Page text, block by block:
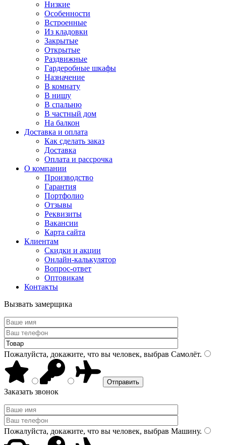
Низкие
Особенности
Встроенные
Из кладовки
Закрытые
Открытые
Раздвижные
Гардеробные шкафы
Назначение
В комнату
В нишу
В спальню
В частный дом
На балкон
Доставка и оплата
Как сделать заказ
Доставка
Оплата и рассрочка
О компании
Производство
Гарантия
Портфолио
Отзывы
Реквизиты
Вакансии
Карта сайта
Клиентам
Скидки и акции
Онлайн-калькулятор
Вопрос-ответ
Оптовикам
Контакты
Вызвать замерщика
Пожалуйста, докажите, что вы человек, выбрав Самолёт.
Заказать звонок
Пожалуйста, докажите, что вы человек, выбрав Машину.